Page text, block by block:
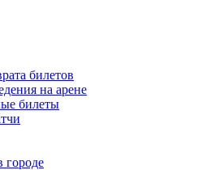
билетов
на арене
билеты
городе